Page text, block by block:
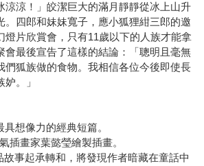
涼涼！」皎潔巨大的滿月靜靜從冰上山升
。四郎和妹妹寬子，應小狐狸紺三郎的邀
燈片欣賞會，只有11歲以下的人族才能拿
會最後宣告了這樣的結論：「聰明且毫無
們狐族做的食物。我相信各位今後即使長
。」
想像力的經典短篇。
插畫家葉懿瑩繪製插畫。
事起承轉和，將發現作者暗藏在童話中